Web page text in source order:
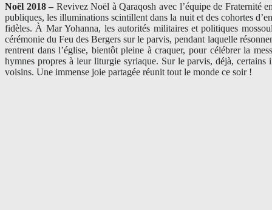
Noël 2018 – Revivez Noël à Qaraqosh avec l’équipe de Fraternité
publiques, les illuminations scintillent dans la nuit et des cohortes
fidèles. À Mar Yohanna, les autorités militaires et politiques
cérémonie du Feu des Bergers sur le parvis, pendant laquelle
rentrent dans l’église, bientôt pleine à craquer, pour célébrer la
hymnes propres à leur liturgie syriaque. Sur le parvis, déjà, certains
voisins. Une immense joie partagée réunit tout le monde ce soir !